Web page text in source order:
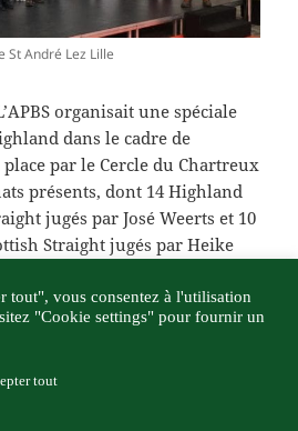
St André Lez Lille
organisait une spéciale
dans le cadre de
par le Cercle du Chartreux
présents, dont 14 Highland
jugés par José Weerts et 10
Straight jugés par Heike
Bartoli, président du CCF,
de Fabrice Calmes,
ont salué la qualité des
tout", vous consentez à l'utilisation
"Cookie settings" pour fournir un
tout